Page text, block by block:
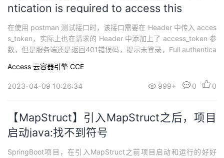
ntication is required to access this
在使用 postman 测试接口时，该接口需要在 Header 中传入 acces
s_token，实际上也在请求的 Header 中添加上了 access_token 参
数，但是服务端还是返回401错误码，提示未登录，Full authentica
Access 云容器引擎 CCE
2023-04-09 10:26:34 999+ 0 0
【MapStruct】引入MapStruct之后，项目
启动java:找不到符号
SpringBoot项目，在引入MapStruct之前项目启动和运行的好好